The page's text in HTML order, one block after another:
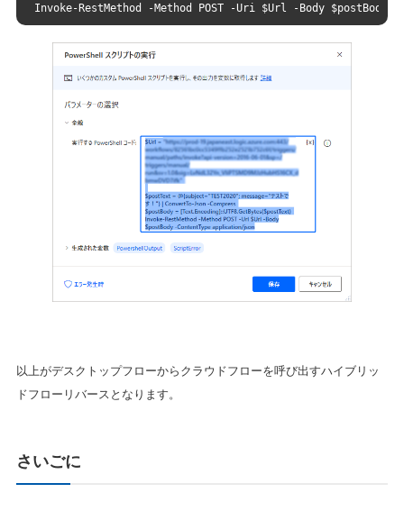
Invoke-RestMethod -Method POST -Uri $Url -Body
以上がデスクトップフローからクラウドフローを呼び出すハイブリッ
ドフローリバースとなります。
さいごに